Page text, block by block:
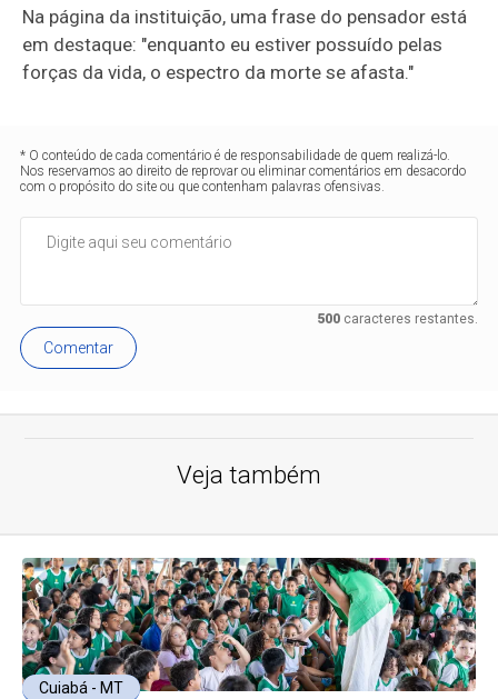
Na página da instituição, uma frase do pensador está
em destaque: "enquanto eu estiver possuído pelas
forças da vida, o espectro da morte se afasta."
* O conteúdo de cada comentário é de responsabilidade de quem realizá-lo.
Nos reservamos ao direito de reprovar ou eliminar comentários em desacordo
com o propósito do site ou que contenham palavras ofensivas.
500caracteres restantes.
Comentar
Veja também
Cuiabá - MT